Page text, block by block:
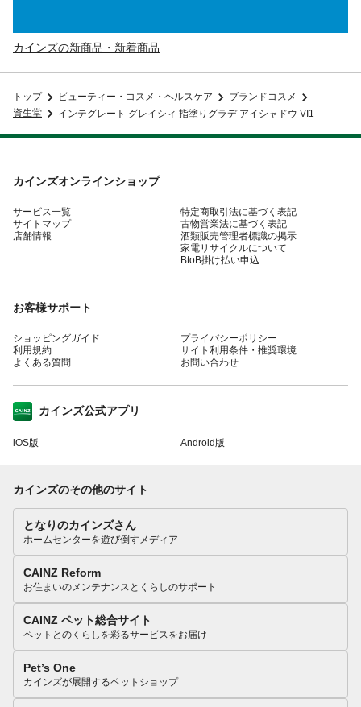
カインズの新商品・新着商品
トップ ビューティー・コスメ・ヘルスケア
ブランドコスメ
資生堂
インテグレート グレイシィ 指塗りグラデ アイシャドウ VI1
カインズオンラインショップ
サービス一覧
サイトマップ
店舗情報
特定商取引法に基づく表記
古物営業法に基づく表記
酒類販売管理者標識の掲示
家電リサイクルについて
BtoB掛け払い申込
お客様サポート
ショッピングガイド
利用規約
よくある質問
プライバシーポリシー
サイト利用条件・推奨環境
お問い合わせ
カインズ公式アプリ
iOS版 Android版
カインズのその他のサイト
となりのカインズさん
ホームセンターを遊び倒すメディア
CAINZ Reform
お住まいのメンテナンスとくらしのサポート
CAINZ ペット総合サイト
ペットとのくらしを彩るサービスをお届け
Pet’s One
カインズが展開するペットショップ